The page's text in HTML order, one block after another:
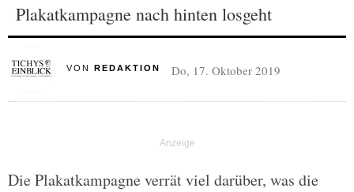
Plakatkampagne nach hinten losgeht
VON REDAKTION Do, 17. Oktober 2019
Die Plakatkampagne verrät viel darüber, was die